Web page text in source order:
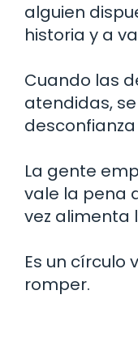
alguien
historia y a
Cuando las
atendidas,
La gente
vale la pena
vez alimenta
Es un círculo
romper.